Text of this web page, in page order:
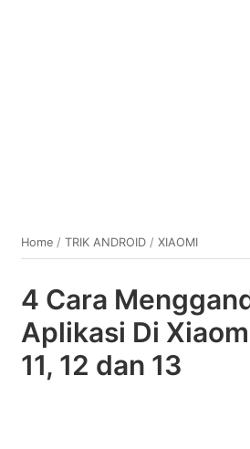
Home /TRIK ANDROID /XIAOMI
4 Cara
Aplikasi Di
11, 12 dan 13